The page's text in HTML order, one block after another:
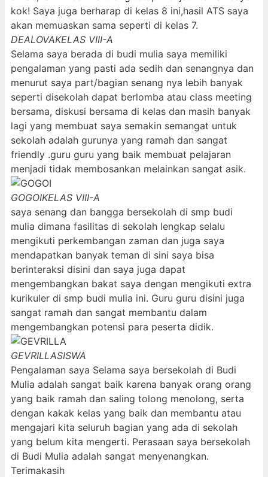
kok! Saya juga berharap di kelas 8 ini,hasil ATS saya
akan memuaskan sama seperti di kelas 7.
DEALOVAKELAS VIII-A
Selama saya berada di budi mulia saya memiliki
pengalaman yang pasti ada sedih dan senangnya dan
menurut saya part/bagian senang nya lebih banyak
seperti disekolah dapat berlomba atau class meeting
bersama, diskusi bersama di kelas dan masih banyak
lagi yang membuat saya semakin semangat untuk
sekolah adalah gurunya yang ramah dan sangat
friendly .guru guru yang baik membuat pelajaran
menjadi tidak membosankan melainkan sangat asik.
GOGOIKELAS VIII-A
saya senang dan bangga bersekolah di smp budi
mulia dimana fasilitas di sekolah lengkap selalu
mengikuti perkembangan zaman dan juga saya
mendapatkan banyak teman di sini saya bisa
berinteraksi disini dan saya juga dapat
mengembangkan bakat saya dengan mengikuti extra
kurikuler di smp budi mulia ini. Guru guru disini juga
sangat ramah dan sangat membantu dalam
mengembangkan potensi para peserta didik.
GEVRILLASISWA
Pengalaman saya Selama saya bersekolah di Budi
Mulia adalah sangat baik karena banyak orang orang
yang baik ramah dan saling tolong menolong, serta
dengan kakak kelas yang baik dan membantu atau
mengajari kita seluruh bagian yang ada di sekolah
yang belum kita mengerti. Perasaan saya bersekolah
di Budi Mulia adalah sangat menyenangkan.
Terimakasih